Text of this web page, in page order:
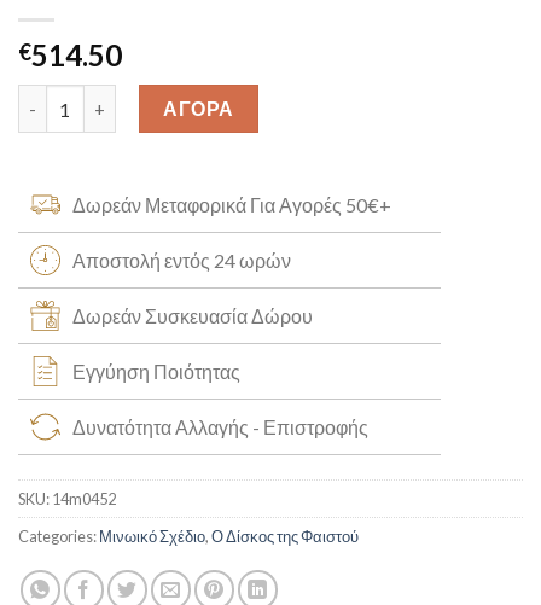
€514.50
Δίσκος Φαιστού Ανοιγόμενο Μενταγιόν K14 [14m0452] quantity
ΑΓΟΡΑ
Δωρεάν Μεταφορικά Για Αγορές 50€+
Αποστολή εντός 24 ωρών
Δωρεάν Συσκευασία Δώρου
Εγγύηση Ποιότητας
Δυνατότητα Αλλαγής - Επιστροφής
SKU:14m0452
Categories:Μινωικό Σχέδιο,Ο Δίσκος της Φαιστού